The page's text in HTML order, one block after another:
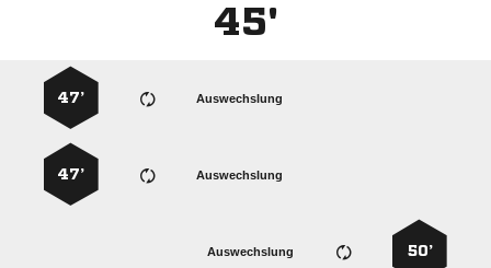
45'
Auswechslung
47’
Auswechslung
47’
50’
Auswechslung